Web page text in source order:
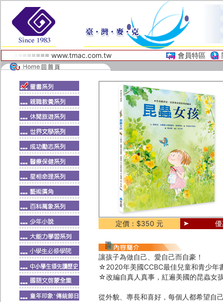
www.tmac.com.tw 會員特區
定價：$350 元
讓孩子為做自己、愛自己而自豪！
☆2020年美國CCBC最佳兒童和青少年
☆改編自真人真事，紅遍美國的昆蟲女
從外貌、專長和喜好，每個人都希望自